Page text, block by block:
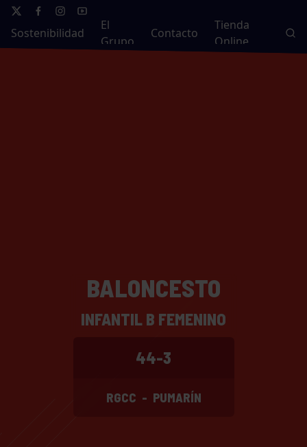
Sostenibilidad
El
Grupo
Contacto
Tienda
Online
BALONCESTO
INFANTIL B FEMENINO
44-3
RGCC - PUMARÍN